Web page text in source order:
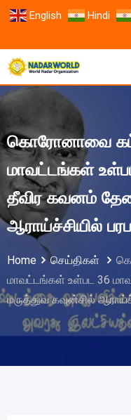
English Hindi
கொரோனாவை
மாவட்டங்கள்
தீவிர கவனம்
ஆராய்ச்சியில்
Home செய்திகள்
மாவட்டங்கள் உள்பட 36
மருத்துவ கவுன்சில்